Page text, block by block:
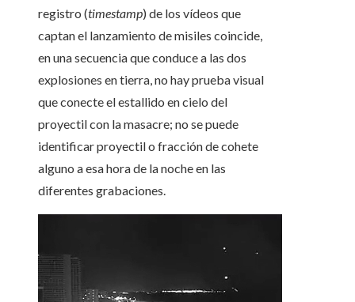
registro (timestamp) de los vídeos que
captan el lanzamiento de misiles coincide,
en una secuencia que conduce a las dos
explosiones en tierra, no hay prueba visual
que conecte el estallido en cielo del
proyectil con la masacre; no se puede
identificar proyectil o fracción de cohete
alguno a esa hora de la noche en las
diferentes grabaciones.